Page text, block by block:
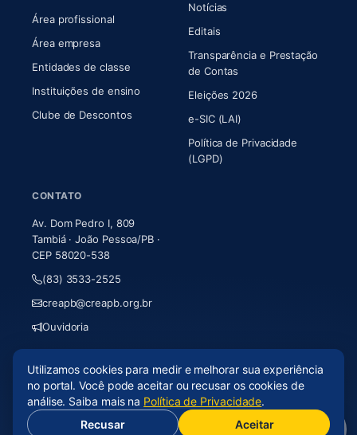
Área profissional
Área empresa
Entidades de classe
Instituições de ensino
Clube de Descontos
Notícias
Editais
Transparência e Prestação
de Contas
Eleições 2026
e-SIC (LAI)
Política de Privacidade
(LGPD)
CONTATO
Av. Dom Pedro I, 809
Tambiá · João Pessoa/PB ·
CEP 58020-538
(83) 3533-2525
creapb@creapb.org.br
Ouvidoria
© 2026 CREA-PB · Todos os direitos reservados
Acessibilidade
Mapa do site· LGPD
(abre em nova aba)
Utilizamos cookies para medir e melhorar sua experiência
no portal. Você pode aceitar ou recusar os cookies de
análise. Saiba mais na Política de Privacidade.
Recusar
Aceitar